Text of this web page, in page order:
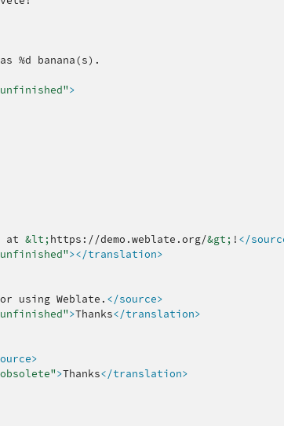
%d
>
at &lt;https://demo.weblate.org/&gt; ! </
></translation>
using Weblate. </source>
>Thanks</translation>
>Thanks</translation>